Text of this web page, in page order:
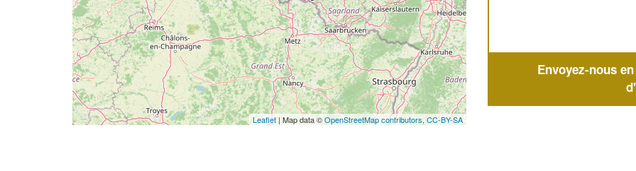
Leaflet | Map data ©OpenStreetMap contributors, CC-BY-SA
Envoyez-nous